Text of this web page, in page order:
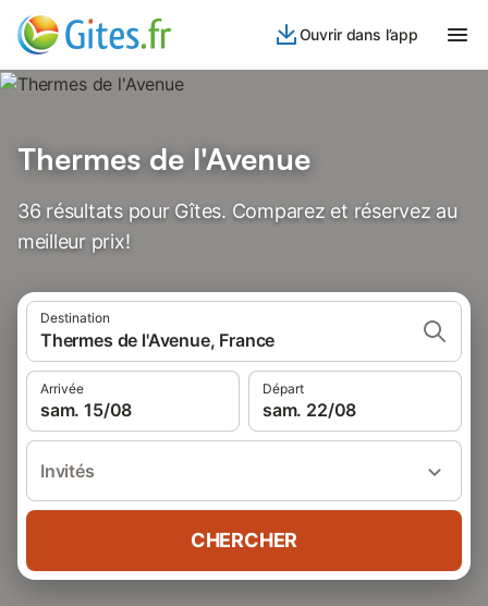
Ouvrir dans l’app
Thermes de l'Avenue
36 résultats pour Gîtes. Comparez et réservez au
meilleur prix!
Destination
Thermes de l'Avenue, France
Arrivée
sam. 15/08
Départ
sam. 22/08
Invités
CHERCHER